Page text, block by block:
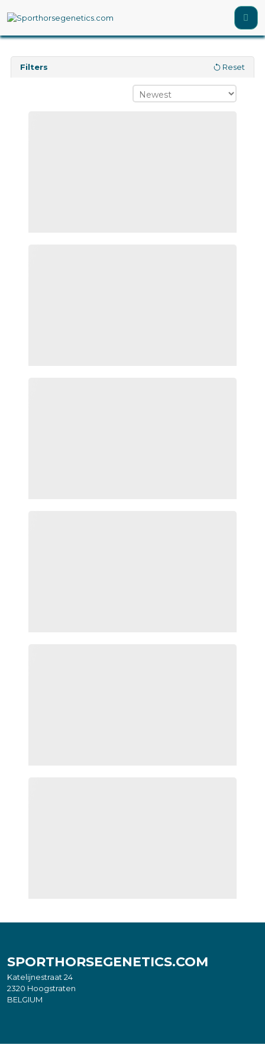
Filters Reset
SPORTHORSEGENETICS.COM
Katelijnestraat 24
2320 Hoogstraten
BELGIUM